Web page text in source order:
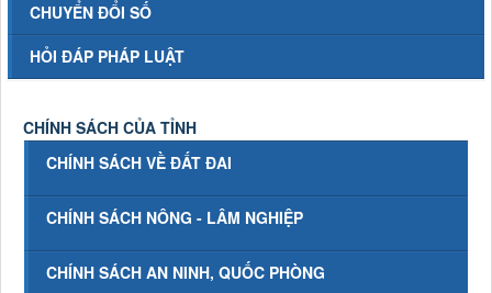
CHUYỂN ĐỔI SỐ
HỎI ĐÁP PHÁP LUẬT
CHÍNH SÁCH CỦA TỈNH
CHÍNH SÁCH VỀ ĐẤT ĐAI
CHÍNH SÁCH NÔNG - LÂM NGHIỆP
CHÍNH SÁCH AN NINH, QUỐC PHÒNG